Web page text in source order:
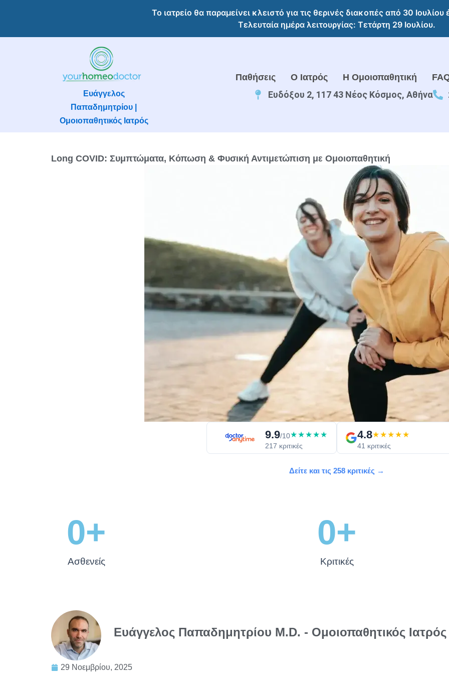
Το ιατρείο θα παραμείνει κλειστό για τις θερινές διακοπές από 30
Τελευταία ημέρα λειτουργίας: Τετάρτη 29 Ιουλίου.
περιεχόμενο
Ευάγγελος
Παπαδημητρίου |
Ομοιοπαθητικός Ιατρός
Παθήσεις O Ιατρός Η Ομοιοπαθητική
Ευδόξου 2, 117 43 Νέος Κόσμος, Αθήνα
Long COVID: Συμπτώματα, Κόπωση & Φυσική Αντιμετώπιση με Ομοιοπαθητική
9.9/10★★★★★
217 κριτικές
4.8★★★★★
41 κριτικές
Δείτε και τις 258 κριτικές →
Ασθενείς
0+
Κριτικές
0+
Ευάγγελος Παπαδημητρίου M.D. - Ομοιοπαθητικός Ιατρός
29 Νοεμβρίου, 2025